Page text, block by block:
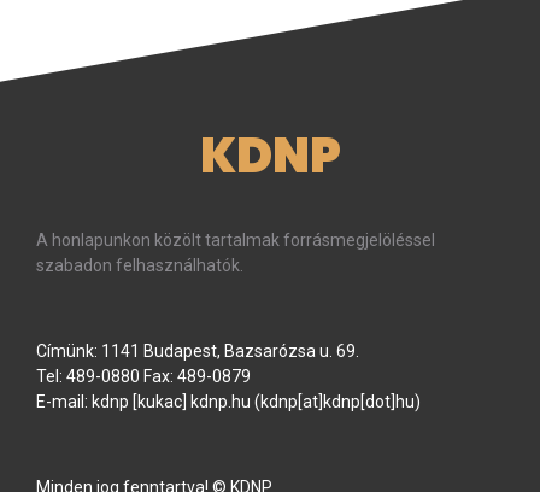
KDNP
A honlapunkon közölt tartalmak forrásmegjelöléssel
szabadon felhasználhatók.
Címünk: 1141 Budapest, Bazsarózsa u. 69.
Tel: 489-0880 Fax: 489-0879
E-mail: kdnp [kukac] kdnp hu (kdnp[at]kdnp[dot]hu)
Minden jog fenntartva! © KDNP